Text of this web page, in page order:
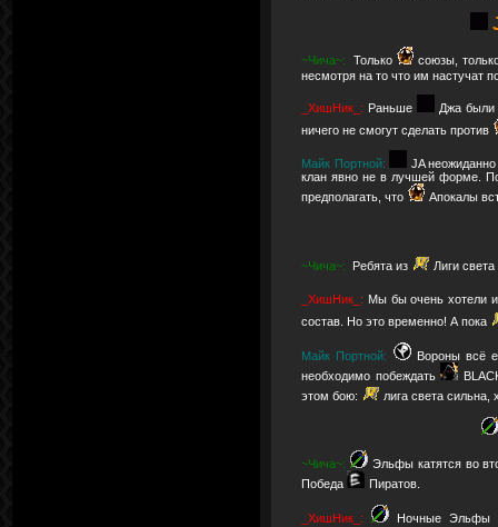
~Чича~: Только
союзы,
несмотря на то что им настучат
_ХишНик_: Раньше
Джа были
ничего не смогут сделать против
Майк Портной:
JA
клан явно не в лучшей форме.
предполагать, что
Апокалы
~Чича~: Ребята из Лиги
_ХишНик_: Мы бы очень хотели
состав. Но это временно! А пока
Майк Портной:
Вороны всё
необходимо побеждать
этом бою:
лига света сильна,
~Чича~:
Эльфы катятся во
Победа
Пиратов.
_ХишНик_:
Ночные Эльфы